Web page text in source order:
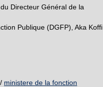
Directeur Général de la
Publique (DGFP), Aka Koffi
/ ministere de la fonction